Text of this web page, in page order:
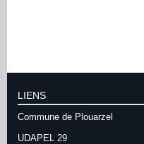
LIENS
Commune de Plouarzel
UDAPEL 29